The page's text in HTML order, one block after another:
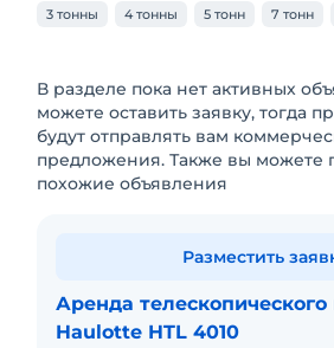
3 тонны 4 тонны 5 тонн 7 тонн
В разделе пока нет активных
можете оставить заявку, тогда
будут отправлять вам
предложения. Также вы можете
похожие объявления
Аренда телескопического
Haulotte HTL 4010
Разместить